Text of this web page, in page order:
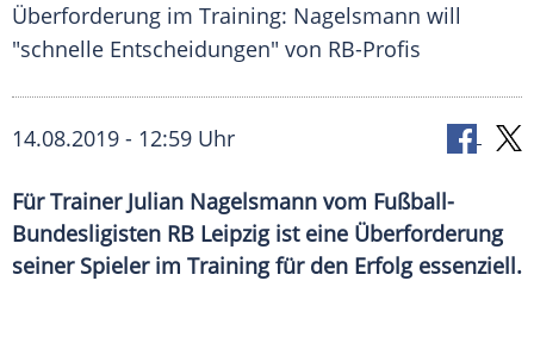
Überforderung im Training: Nagelsmann will
"schnelle Entscheidungen" von RB-Profis
14.08.2019 - 12:59 Uhr
Für Trainer Julian Nagelsmann vom Fußball-
Bundesligisten RB Leipzig ist eine Überforderung
seiner Spieler im Training für den Erfolg essenziell.